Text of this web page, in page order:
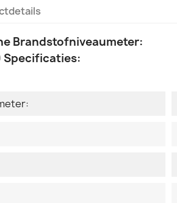
Brandstofniveaumeter:
Specificaties: